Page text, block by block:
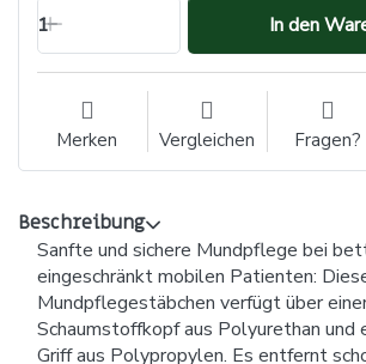
1 In den
Merken Vergleichen Fragen?
Beschreibung
Sanfte und sichere Mundpflege bei
eingeschränkt mobilen Patienten:
Mundpflegestäbchen verfügt über
Schaumstoffkopf aus Polyurethan und
Griff aus Polypropylen. Es entfernt